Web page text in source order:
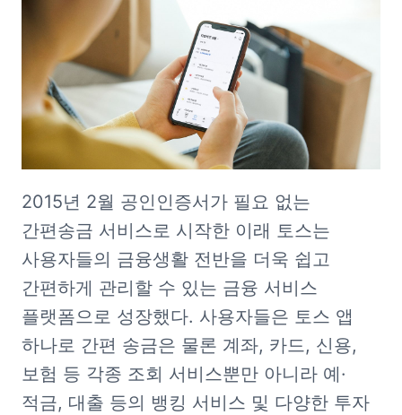
2015년 2월 공인인증서가 필요 없는
간편송금 서비스로 시작한 이래 토스는
사용자들의 금융생활 전반을 더욱 쉽고
간편하게 관리할 수 있는 금융 서비스
플랫폼으로 성장했다. 사용자들은 토스 앱
하나로 간편 송금은 물론 계좌, 카드, 신용,
보험 등 각종 조회 서비스뿐만 아니라 예·
적금, 대출 등의 뱅킹 서비스 및 다양한 투자